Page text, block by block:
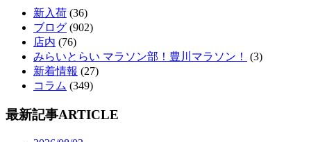
新入荷 (36)
ブログ (902)
店内 (76)
みらいとらい マラソン部！豊川マラソン！
(3)
新着情報 (27)
コラム (349)
最新記事ARTICLE